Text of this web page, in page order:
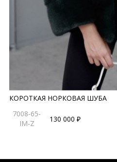
КОРОТКАЯ НОРКОВАЯ ШУБА
7008-65-
IM-Z
130 000 ₽